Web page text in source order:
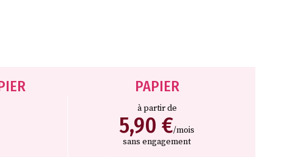
PAPIER
à partir de
5,90 €/mois
sans engagement